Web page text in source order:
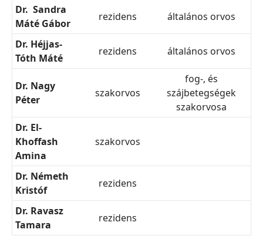
Dr. Sandra
Máté Gábor
rezidens általános orvos
Dr. Héjjas-
Tóth Máté
rezidens általános orvos
Dr. Nagy
Péter
szakorvos
fog-, és
szájbetegségek
szakorvosa
Dr. El-
Khoffash
Amina
szakorvos
Dr. Németh
Kristóf
rezidens
Dr. Ravasz
Tamara
rezidens